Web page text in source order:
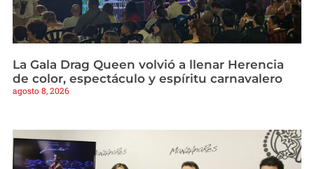
La Gala Drag Queen volvió a llenar Herencia
de color, espectáculo y espíritu carnavalero
agosto 8, 2026